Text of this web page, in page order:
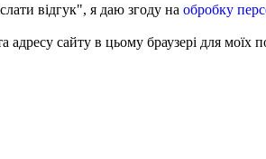
відгук", я даю згоду на обробку
адресу сайту в цьому браузері для моїх